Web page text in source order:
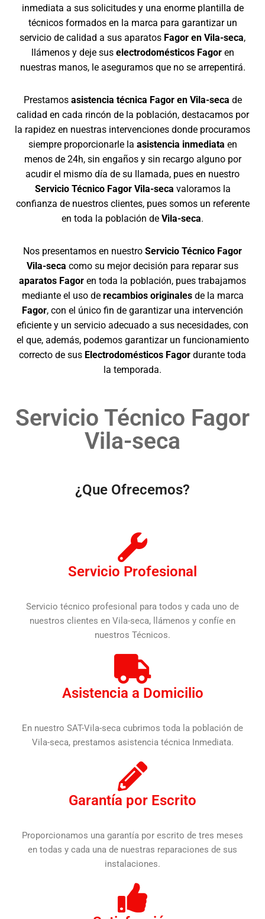
inmediata a sus solicitudes y una enorme plantilla de
técnicos formados en la marca para garantizar un
servicio de calidad a sus aparatos Fagor en Vila-seca,
llámenos y deje sus electrodomésticos Fagoren
nuestras manos, le aseguramos que no se arrepentirá.
Prestamos asistencia técnica Fagor en Vila-seca de
calidad en cada rincón de la población, destacamos por
la rapidez en nuestras intervenciones donde procuramos
siempre proporcionarle la asistencia inmediata en
menos de 24h, sin engaños y sin recargo alguno por
acudir el mismo día de su llamada, pues en nuestro
Servicio Técnico Fagor Vila-seca valoramos la
confianza de nuestros clientes, pues somos un referente
en toda la población de Vila-seca.
Nos presentamos en nuestro Servicio Técnico Fagor
Vila-seca como su mejor decisión para reparar sus
aparatos Fagor en toda la población, pues trabajamos
mediante el uso de recambios originalesde la marca
Fagor, con el único fin de garantizar una intervención
eficiente y un servicio adecuado a sus necesidades, con
el que, además, podemos garantizar un funcionamiento
correcto de sus Electrodomésticos Fagor durante toda
la temporada.
Servicio Técnico Fagor
Vila-seca
¿Que Ofrecemos?
Servicio Profesional
Servicio técnico profesional para todos y cada uno de
nuestros clientes en Vila-seca, llámenos y confíe en
nuestros Técnicos.
Asistencia a Domicilio
En nuestro SAT-Vila-seca cubrimos toda la población de
Vila-seca, prestamos asistencia técnica Inmediata.
Garantía por Escrito
Proporcionamos una garantía por escrito de tres meses
en todas y cada una de nuestras reparaciones de sus
instalaciones.